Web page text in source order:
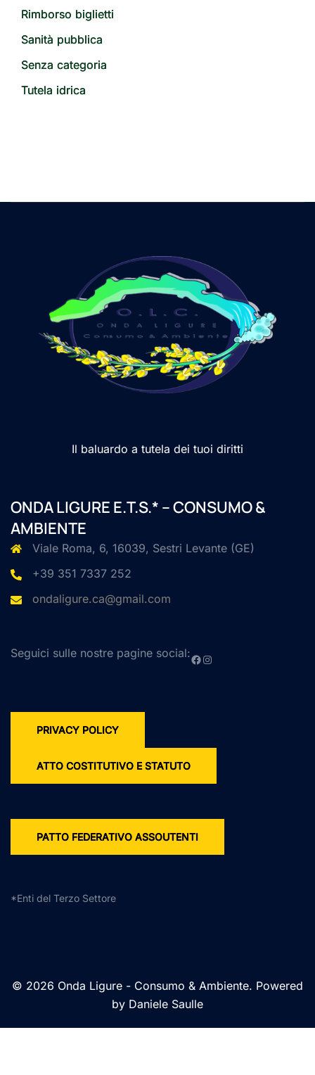
Rimborso biglietti
Sanità pubblica
Senza categoria
Tutela idrica
Il baluardo a tutela dei tuoi diritti
ONDA LIGURE E.T.S.* – CONSUMO &
AMBIENTE
Viale Roma, 6, 16039, Sestri Levante (GE)
+39 351 7337 252
ondaligure.ca@gmail.com
Seguici sulle nostre pagine social:Facebook
Instagram
PRIVACY POLICY
ATTO COSTITUTIVO E STATUTO
PATTO FEDERATIVO ASSOUTENTI
*Enti del Terzo Settore
© 2026 Onda Ligure - Consumo & Ambiente. Powered
by Daniele Saulle